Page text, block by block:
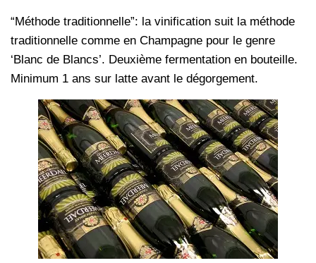
“Méthode traditionnelle”: la vinification suit la méthode
traditionnelle comme en Champagne pour le genre
‘Blanc de Blancs’. Deuxième fermentation en bouteille.
Minimum 1 ans sur latte avant le dégorgement.